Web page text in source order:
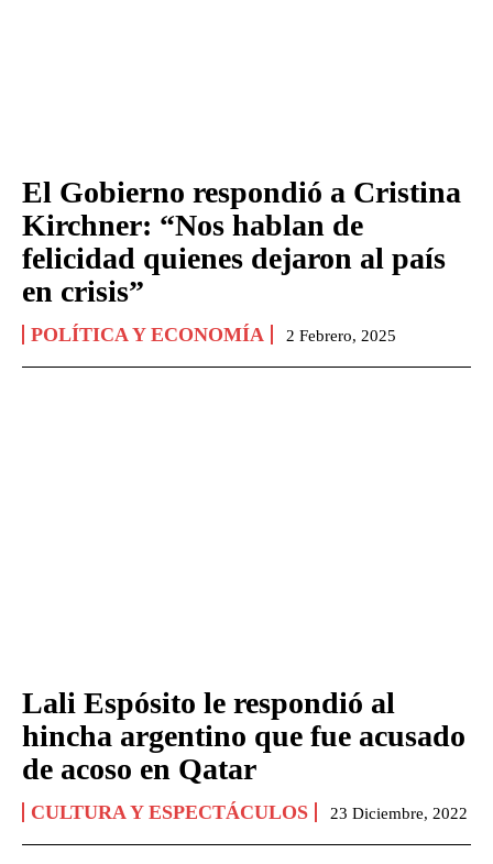
El Gobierno respondió a Cristina
Kirchner: “Nos hablan de
felicidad quienes dejaron al país
en crisis”
POLÍTICA Y ECONOMÍA 2 Febrero, 2025
Lali Espósito le respondió al
hincha argentino que fue acusado
de acoso en Qatar
CULTURA Y ESPECTÁCULOS 23 Diciembre, 2022